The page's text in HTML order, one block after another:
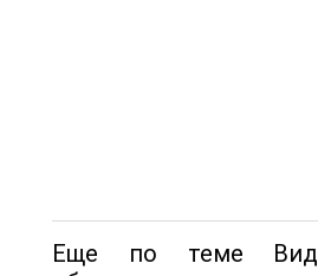
Еще по теме